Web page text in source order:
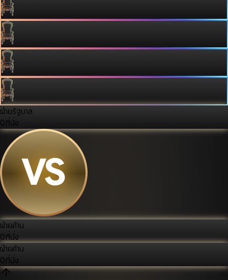
ฝ่ายรัฐบาล
0ที่นั่ง
ฝ่ายค้าน
0ที่นั่ง
ฝ่ายค้าน
0ที่นั่ง